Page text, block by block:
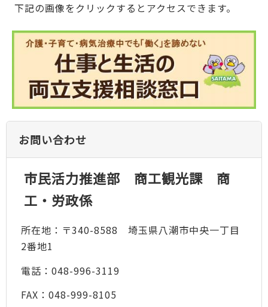
下記の画像をクリックするとアクセスできます。
お問い合わせ
市民活力推進部 商工観光課 商
工・労政係
所在地：〒340-8588 埼玉県八潮市中央一丁目
2番地1
電話：048-996-3119
FAX：048-999-8105